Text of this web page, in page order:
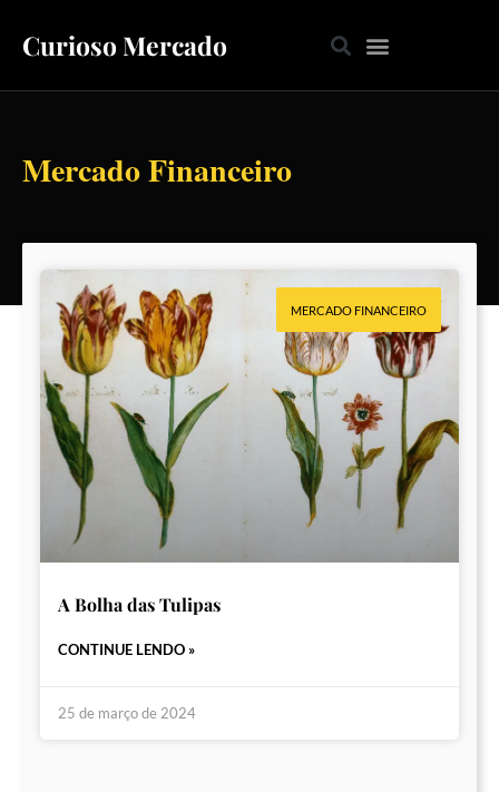
Curioso Mercado
Mercado Financeiro
MERCADO FINANCEIRO
A Bolha das Tulipas
CONTINUE LENDO »
25 de março de 2024